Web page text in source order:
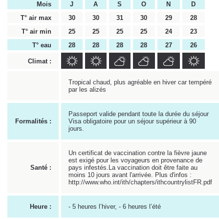
Mois J A S O N
D
T° air max
30 30 31 30 29
28
T° air min
25 25 25 25 24
23
T° eau
28 28 28 28 27 26
Climat :
Tropical chaud, plus agréable en hiver car tempéré
par les alizés
Formalités :
Passeport valide pendant toute la durée du séjour
Visa obligatoire pour un séjour supérieur à 90
jours.
Santé :
Un certificat de vaccination contre la fièvre jaune
est exigé pour les voyageurs en provenance de
pays infestés.La vaccination doit être faite au
moins 10 jours avant l'arrivée. Plus d'infos :
http://www.who.int/ith/chapters/ithcountrylistFR.pdf
Heure : - 5 heures l’hiver, - 6 heures l’été